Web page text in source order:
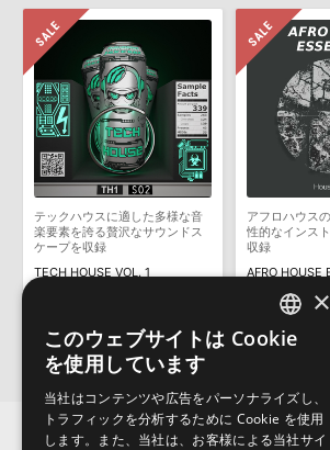
知らせするメールの2通が送信されます。メ
ます説明に沿って、製品のダウンロード／導
サンプルパック製品には、原則として日本語
用意しておりません。ご購入後のご不明点や
わせなどはテクニカルサポート
までご連絡く
デモソングは、製品収録サウンドを使ってで
めのデモンストレーション用の楽曲です。原
そのものをお使いいただくことはできません
構成する全てのサウンドが、サンプルパック
保証するものではありません。
ダウンロード製品という性質上、一切の返
しかねます。
マークのついた情報は、該当する製品のご購
おります。ご覧頂くには、該当する製品をご購入頂
JOSU FREIRE PRESENTS MINIMAL TECH
報
テックハウスに適した多様な音
楽要素を誇る贅沢なサウンドス
ケープを収録
TECH HOUSE VOL. 1
アフロハウス
性的なインス
収録
AFRO HOUSE
¥3,619
75pt
ENGLISH
×
このウェブサイトは Cookie
を使用しています
当社はコンテンツや広告をパーソナライズし、
トラフィックを分析するために Cookie を使用
します。また、当社は、お客様による当社サイ